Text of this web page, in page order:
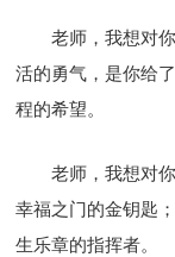
老师，我想对
活的勇气，是你给
程的希望。
老师，我想对
幸福之门的金钥匙
生乐章的指挥者。